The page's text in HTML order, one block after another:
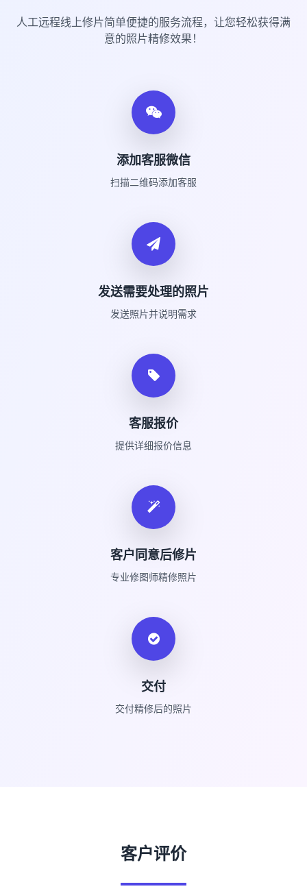
人工远程线上修片简单便捷的服务流程，让您轻松获得满
意的照片精修效果！
添加客服微信
扫描二维码添加客服
发送需要处理的照片
发送照片并说明需求
客服报价
提供详细报价信息
客户同意后修片
专业修图师精修照片
交付
交付精修后的照片
客户评价